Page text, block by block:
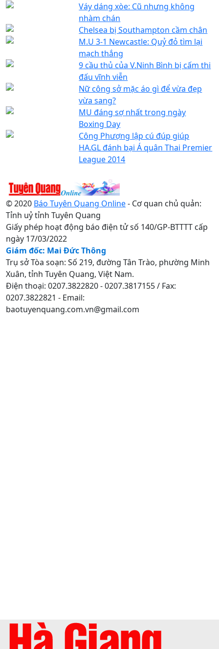
Váy dáng xòe: Cũ nhưng không
nhàm chán
Chelsea bị Southampton cầm chân
M.U 3-1 Newcastle: Quỷ đỏ tìm lại
mạch thắng
9 cầu thủ của V.Ninh Bình bị cấm thi
đấu vĩnh viễn
Nữ công sở mặc áo gì để vừa đẹp
vừa sang?
MU đáng sợ nhất trong ngày
Boxing Day
Công Phượng lập cú đúp giúp
HA.GL đánh bại Á quân Thai Premier
League 2014
© 2020 Báo Tuyên Quang Online- Cơ quan chủ quản:
Tỉnh uỷ tỉnh Tuyên Quang
Giấy phép hoạt động báo điện tử số 140/GP-BTTTT cấp
ngày 17/03/2022
Giám đốc: Mai Đức Thông
Trụ sở Tòa soạn: Số 219, đường Tân Trào, phường Minh
Xuân, tỉnh Tuyên Quang, Việt Nam.
Điện thoại: 0207.3822820 - 0207.3817155 / Fax:
0207.3822821 - Email:
baotuyenquang.com.vn@gmail.com